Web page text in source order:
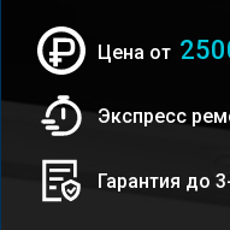
Цена от
Экспресс
Гарантия до